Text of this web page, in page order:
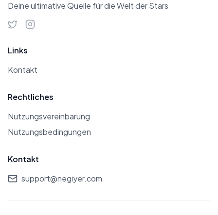
Deine ultimative Quelle für die Welt der Stars
Links
Kontakt
Rechtliches
Nutzungsvereinbarung
Nutzungsbedingungen
Kontakt
support@negiyer.com